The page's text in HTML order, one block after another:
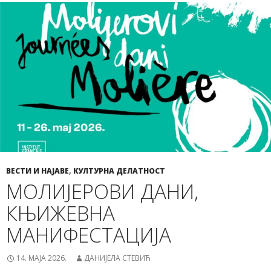
ВЕСТИ И НАЈАВЕ, КУЛТУРНА ДЕЛАТНОСТ
МОЛИЈЕРОВИ ДАНИ,
КЊИЖЕВНА
МАНИФЕСТАЦИЈА
14. МАЈА 2026. ДАНИЈЕЛА СТЕВИЋ